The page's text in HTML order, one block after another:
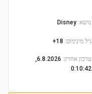
נושא:
Disney
גיל מינימום:
18+
עדכון אחרון:
6.8.2026,
0:10:42